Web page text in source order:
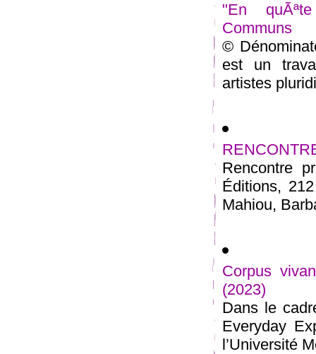
"En
Communs
©
est un
artistes
Rencontre
Éditions,
Mahiou,
Corpus
(2023)
Dans le
Everyday
l’Université